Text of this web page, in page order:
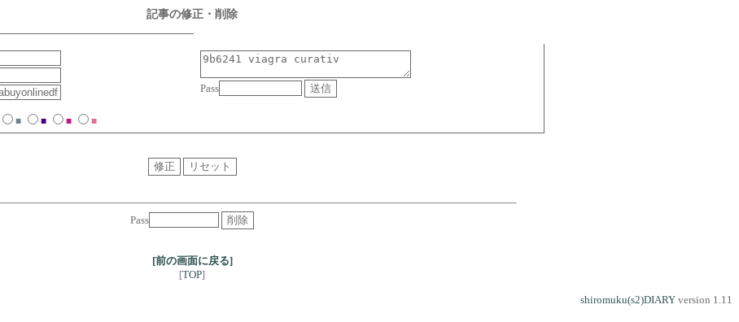
記事の修正・削除
Pass
■ ■ ■ ■
Pass
[前の画面に戻る]
[TOP]
shiromuku(s2)DIARY version 1.11